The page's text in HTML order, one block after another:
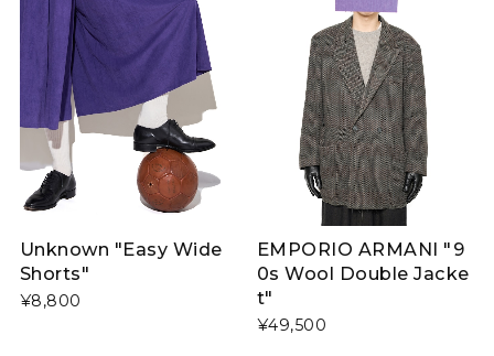
Unknown "Easy Wide
Shorts"
¥8,800
EMPORIO ARMANI "9
0s Wool Double Jacke
t"
¥49,500